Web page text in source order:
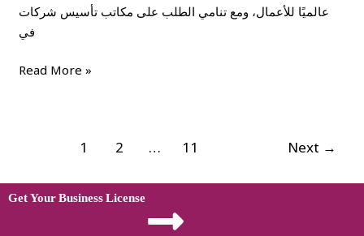
عالميًا للأعمال، ومع تنامي الطلب على مكاتب تأسيس شركات
في
Read More »
1 2 … 11 Next →
Get Your Business License